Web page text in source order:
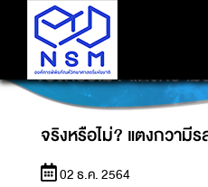
จริงหรือไม่? แตงกวา
จริงหรือไม่? แตงกวามี
02 ธ.ค. 2564